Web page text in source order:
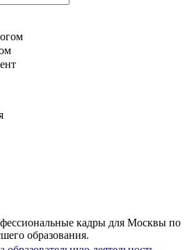
кадры для Москвы по
образования.